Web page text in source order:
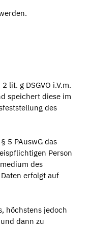
lit. g DSGVO i.V.m.
speichert diese im
des
5 PAuswG das
Person
des
erfolgt auf
höchstens jedoch
dann zu